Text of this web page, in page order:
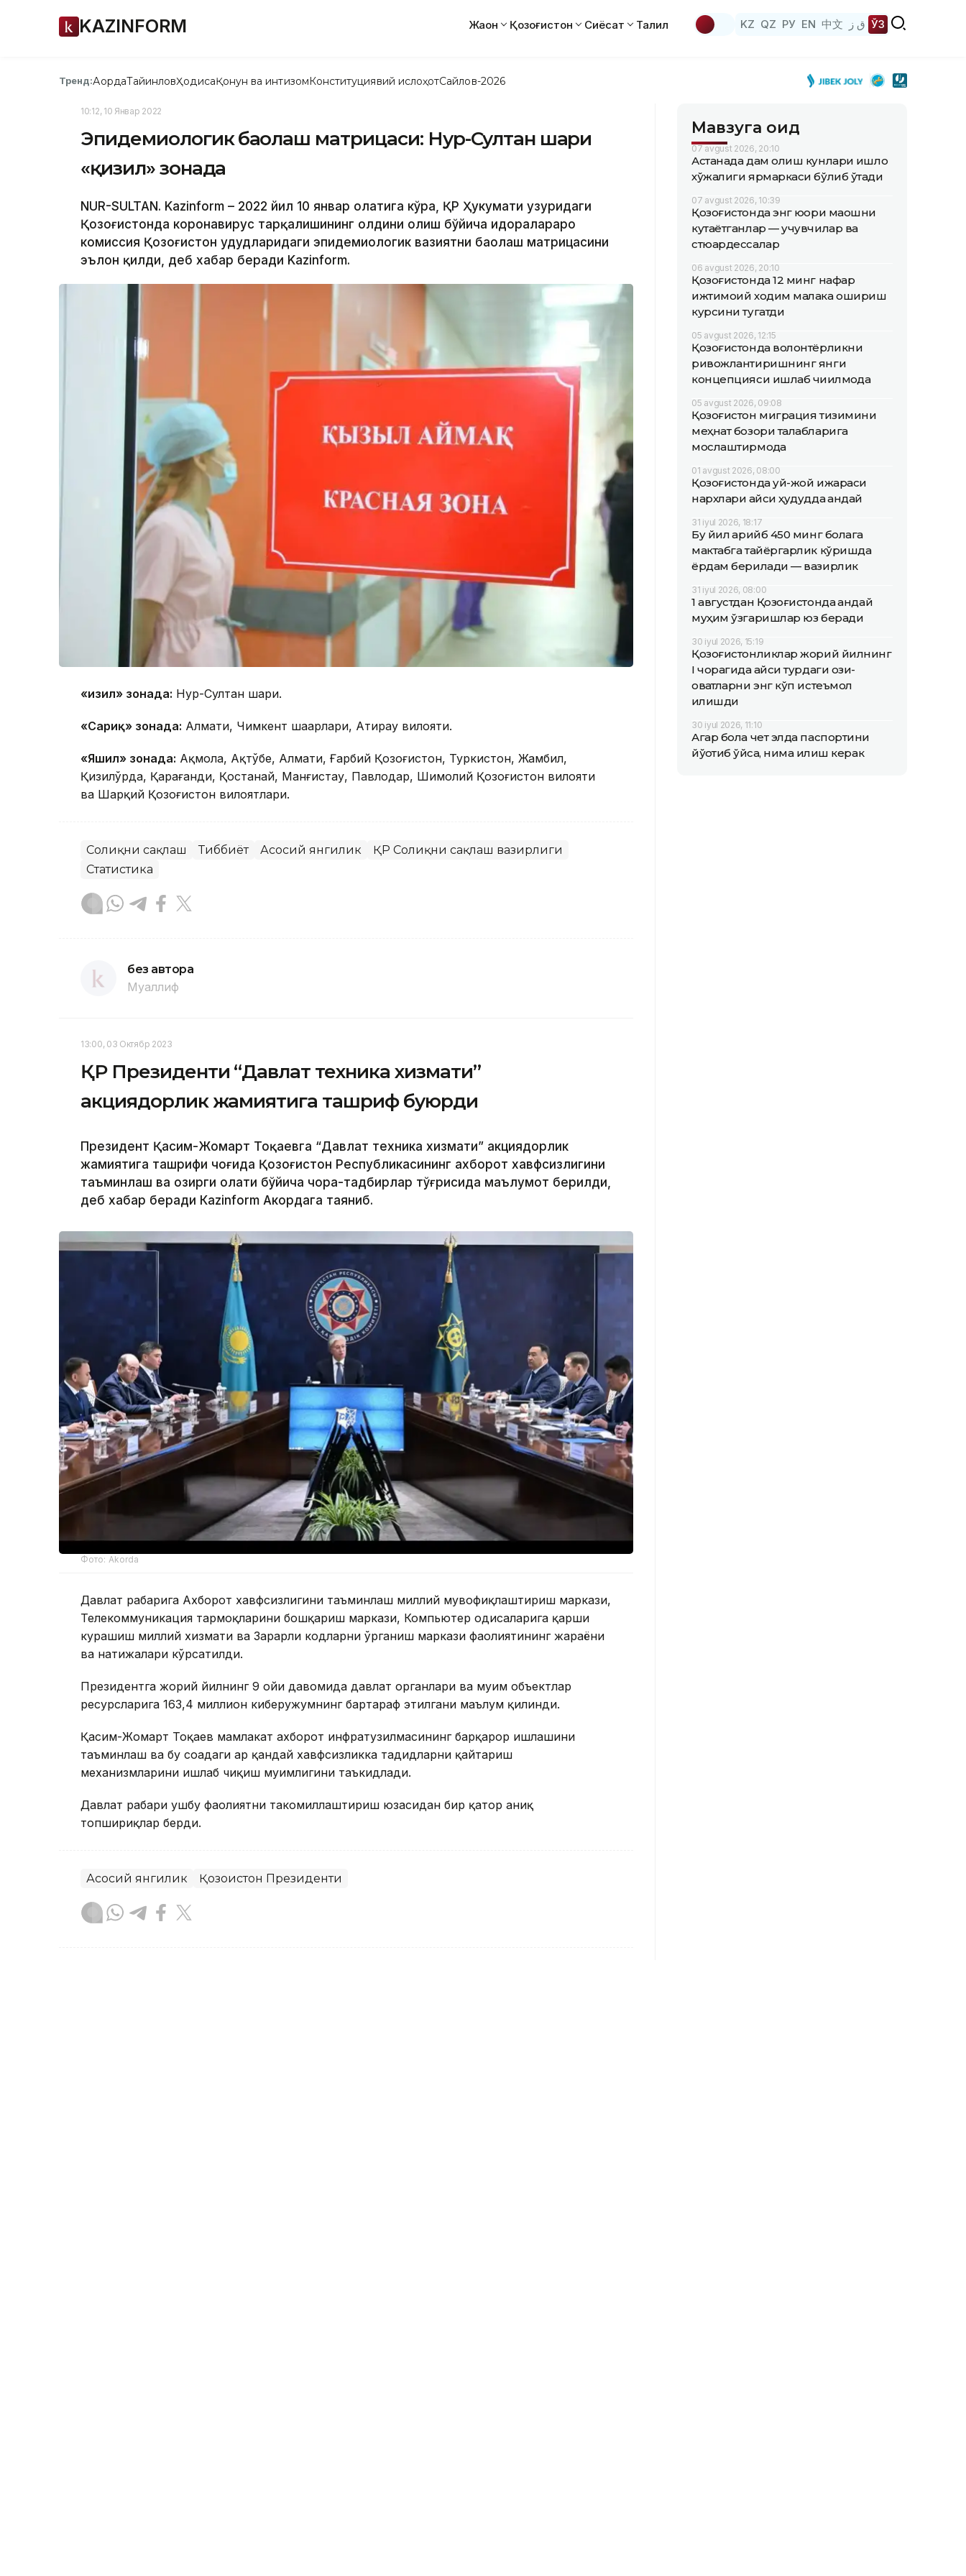
KAZINFORM Жаҳон Қозоғистон Сиёсат Таҳлил KZ QZ РУ EN 中文 ق ز ЎЗ
Тренд:АқордаТайинловҲодисаҚонун ва интизомКонституциявий ислоҳотСайлов-2026
10:12, 10 Январ 2022
Эпидемиологик баҳолаш матрицаси: Нур-Султан шаҳри
«қизил» зонада
NUR-SULTAN. Kazinform – 2022 йил 10 январ ҳолатига кўра, ҚР Ҳукумати ҳузуридаги
Қозоғистонда коронавирус тарқалишининг олдини олиш бўйича идоралараро
комиссия Қозоғистон ҳудудларидаги эпидемиологик вазиятни баҳолаш матрицасини
эълон қилди, деб хабар беради Kazinform.
«Қизил» зонада: Нур-Султан шаҳри.
«Сариқ» зонада: Алмати, Чимкент шаҳарлари, Aтирау вилояти.
«Яшил» зонада: Aқмола, Aқтўбе, Алмати, Ғарбий Қозоғистон, Туркистон, Жамбил,
Қизилўрда, Қарағанди, Қостанай, Манғистау, Павлодар, Шимолий Қозоғистон вилояти
ва Шарқий Қозоғистон вилоятлари.
Соғлиқни сақлаш Тиббиёт Асосий янгилик
ҚР Соғлиқни сақлаш вазирлиги
Статистика
без автора
Муаллиф
13:00, 03 Октябр 2023
ҚР Президенти “Давлат техника хизмати”
акциядорлик жамиятига ташриф буюрди
Президент Қасим-Жомарт Тоқаевга “Давлат техника хизмати” акциядорлик
жамиятига ташрифи чоғида Қозоғистон Республикасининг ахборот хавфсизлигини
таъминлаш ва ҳозирги ҳолати бўйича чора-тадбирлар тўғрисида маълумот берилди,
деб хабар беради Каzinform Акордага таяниб.
Фото: Akorda
Давлат раҳбарига Ахборот хавфсизлигини таъминлаш миллий мувофиқлаштириш маркази,
Телекоммуникация тармоқларини бошқариш маркази, Компьютер ҳодисаларига қарши
курашиш миллий хизмати ва Зарарли кодларни ўрганиш маркази фаолиятининг жараёни
ва натижалари кўрсатилди.
Президентга жорий йилнинг 9 ойи давомида давлат органлари ва муҳим объектлар
ресурсларига 163,4 миллион киберҳужумнинг бартараф этилгани маълум қилинди.
Қасим-Жомарт Тоқаев мамлакат ахборот инфратузилмасининг барқарор ишлашини
таъминлаш ва бу соҳадаги ҳар қандай хавфсизликка таҳдидларни қайтариш
механизмларини ишлаб чиқиш муҳимлигини таъкидлади.
Давлат раҳбари ушбу фаолиятни такомиллаштириш юзасидан бир қатор аниқ
топшириқлар берди.
Асосий янгилик Қозоғистон Президенти
Мавзуга оид
07 avgust 2026, 20:10
Астанада дам олиш кунлари қишлоқ
хўжалиги ярмаркаси бўлиб ўтади
07 avgust 2026, 10:39
Қозоғистонда энг юқори маошни
кутаётганлар — учувчилар ва
стюардессалар
06 avgust 2026, 20:10
Қозоғистонда 12 минг нафар
ижтимоий ходим малака ошириш
курсини тугатди
05 avgust 2026, 12:15
Қозоғистонда волонтёрликни
ривожлантиришнинг янги
концепцияси ишлаб чиқилмоқда
05 avgust 2026, 09:08
Қозоғистон миграция тизимини
меҳнат бозори талабларига
мослаштирмоқда
01 avgust 2026, 08:00
Қозоғистонда уй-жой ижараси
нархлари қайси ҳудудда қандай
31 iyul 2026, 18:17
Бу йил қарийб 450 минг болага
мактабга тайёргарлик кўришда
ёрдам берилади — вазирлик
31 iyul 2026, 08:00
1 августдан Қозоғистонда қандай
муҳим ўзгаришлар юз беради
30 iyul 2026, 15:19
Қозоғистонликлар жорий йилнинг
I чорагида қайси турдаги озиқ-
овқатларни энг кўп истеъмол
қилишди
30 iyul 2026, 11:10
Агар бола чет элда паспортини
йўқотиб қўйса, нима қилиш керак